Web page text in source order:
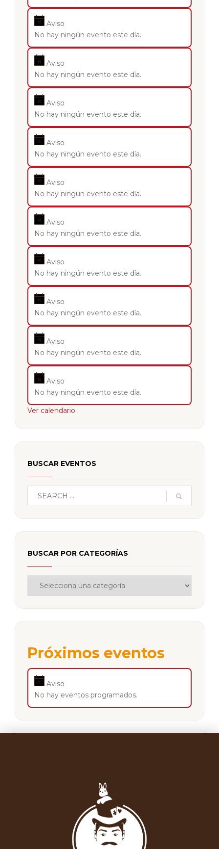
Aviso
No hay ningún evento este día.
Aviso
No hay ningún evento este día.
Aviso
No hay ningún evento este día.
Aviso
No hay ningún evento este día.
Aviso
No hay ningún evento este día.
Aviso
No hay ningún evento este día.
Aviso
No hay ningún evento este día.
Aviso
No hay ningún evento este día.
Aviso
No hay ningún evento este día.
Aviso
No hay ningún evento este día.
Ver calendario
BUSCAR EVENTOS
BUSCAR POR CATEGORÍAS
Próximos eventos
Aviso
No hay eventos programados.